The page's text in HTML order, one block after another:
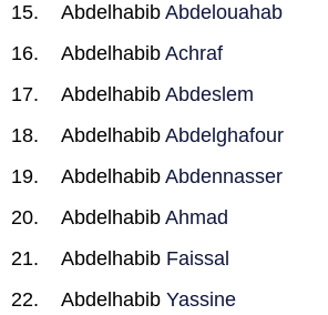
Abdelhabib Abdelouahab
Abdelhabib Achraf
Abdelhabib Abdeslem
Abdelhabib Abdelghafour
Abdelhabib Abdennasser
Abdelhabib Ahmad
Abdelhabib Faissal
Abdelhabib Yassine